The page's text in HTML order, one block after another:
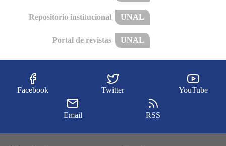
Repositorio institucional UNAL
Portal de revistas UNAL
Facebook Twitter YouTube
Email RSS